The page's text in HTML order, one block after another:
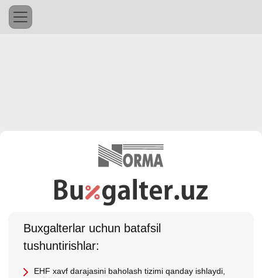
Buхgalterlar uchun batafsil
tushuntirishlar:
EHF хavf darajasini baholash tizimi qanday ishlaydi,